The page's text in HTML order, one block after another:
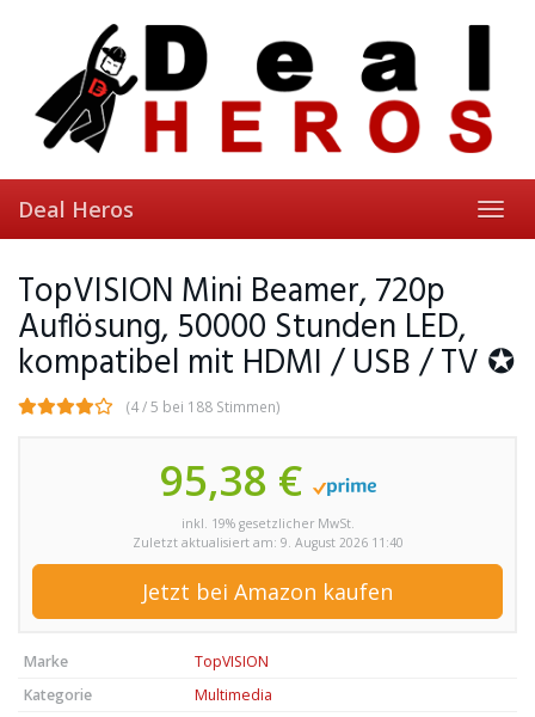
Deal Heros
TopVISION Mini Beamer, 720p
Auflösung, 50000 Stunden LED,
kompatibel mit HDMI / USB / TV ✪
(4 / 5 bei 188 Stimmen)
95,38 €
inkl. 19% gesetzlicher MwSt.
Zuletzt aktualisiert am: 9. August 2026 11:40
Jetzt bei Amazon kaufen
Marke
TopVISION
Kategorie
Multimedia